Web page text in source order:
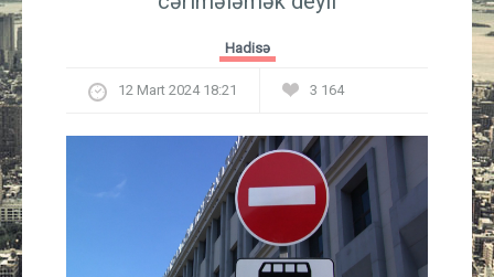
Müsahibə
İdman
Hadisə
12 Mart 2024 18:21 3 164